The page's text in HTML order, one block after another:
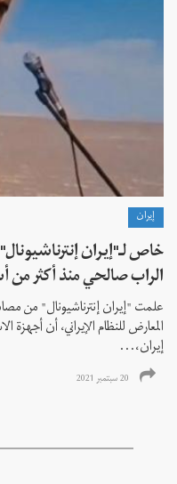
إيران
خاص لـ"إيران
الراب صالحي منذ أكثر
علمت "إيران إنترناشيونال" من
المعارض للنظام الإيراني، أن
إيران،...
20 سبتمبر 2021